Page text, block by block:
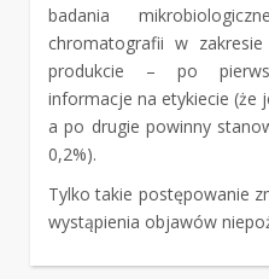
badania
chromatografii w
produkcie – po
informacje na etykiecie (że
a po drugie powinny
0,2%).
Tylko takie postępowanie
wystąpienia objawów